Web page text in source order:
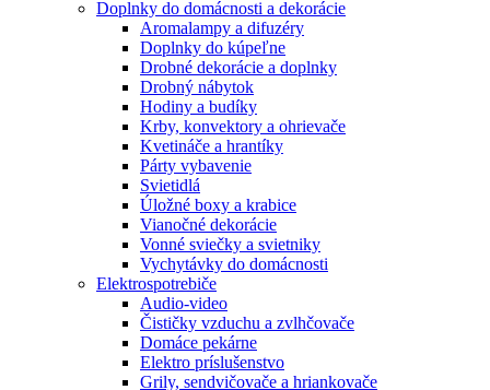
Doplnky do domácnosti a dekorácie
Aromalampy a difuzéry
Doplnky do kúpeľne
Drobné dekorácie a doplnky
Drobný nábytok
Hodiny a budíky
Krby, konvektory a ohrievače
Kvetináče a hrantíky
Párty vybavenie
Svietidlá
Úložné boxy a krabice
Vianočné dekorácie
Vonné sviečky a svietniky
Vychytávky do domácnosti
Elektrospotrebiče
Audio-video
Čističky vzduchu a zvlhčovače
Domáce pekárne
Elektro príslušenstvo
Grily, sendvičovače a hriankovače